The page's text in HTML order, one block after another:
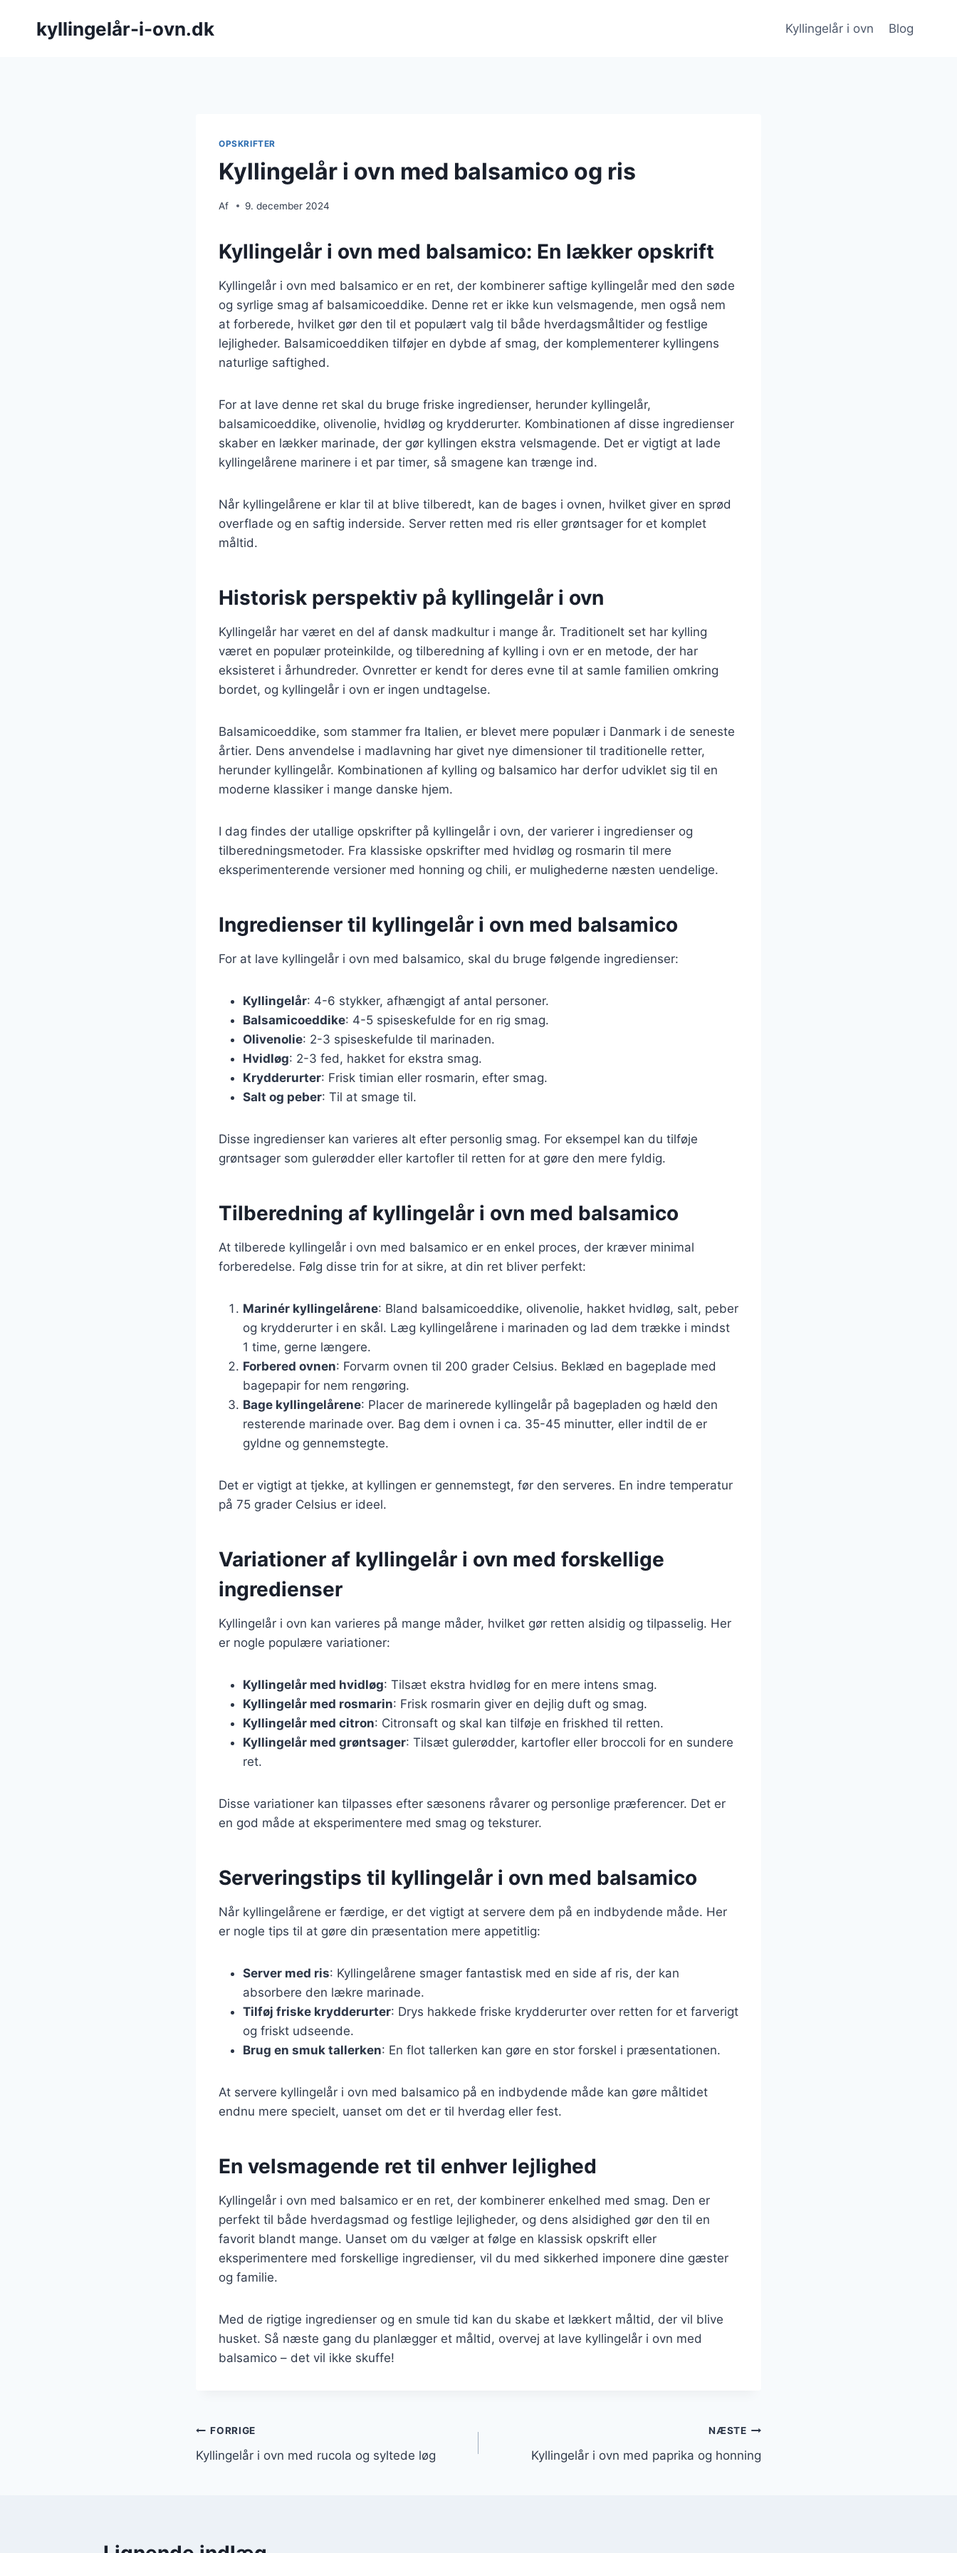
kyllingelår-i-ovn.dk Kyllingelår i ovn Blog
OPSKRIFTER
Kyllingelår i ovn med balsamico og ris
Af 9. december 2024
Kyllingelår i ovn med balsamico: En lækker opskrift
Kyllingelår i ovn med balsamico er en ret, der kombinerer saftige kyllingelår med den søde
og syrlige smag af balsamicoeddike. Denne ret er ikke kun velsmagende, men også nem
at forberede, hvilket gør den til et populært valg til både hverdagsmåltider og festlige
lejligheder. Balsamicoeddiken tilføjer en dybde af smag, der komplementerer kyllingens
naturlige saftighed.
For at lave denne ret skal du bruge friske ingredienser, herunder kyllingelår,
balsamicoeddike, olivenolie, hvidløg og krydderurter. Kombinationen af disse ingredienser
skaber en lækker marinade, der gør kyllingen ekstra velsmagende. Det er vigtigt at lade
kyllingelårene marinere i et par timer, så smagene kan trænge ind.
Når kyllingelårene er klar til at blive tilberedt, kan de bages i ovnen, hvilket giver en sprød
overflade og en saftig inderside. Server retten med ris eller grøntsager for et komplet
måltid.
Historisk perspektiv på kyllingelår i ovn
Kyllingelår har været en del af dansk madkultur i mange år. Traditionelt set har kylling
været en populær proteinkilde, og tilberedning af kylling i ovn er en metode, der har
eksisteret i århundreder. Ovnretter er kendt for deres evne til at samle familien omkring
bordet, og kyllingelår i ovn er ingen undtagelse.
Balsamicoeddike, som stammer fra Italien, er blevet mere populær i Danmark i de seneste
årtier. Dens anvendelse i madlavning har givet nye dimensioner til traditionelle retter,
herunder kyllingelår. Kombinationen af kylling og balsamico har derfor udviklet sig til en
moderne klassiker i mange danske hjem.
I dag findes der utallige opskrifter på kyllingelår i ovn, der varierer i ingredienser og
tilberedningsmetoder. Fra klassiske opskrifter med hvidløg og rosmarin til mere
eksperimenterende versioner med honning og chili, er mulighederne næsten uendelige.
Ingredienser til kyllingelår i ovn med balsamico
For at lave kyllingelår i ovn med balsamico, skal du bruge følgende ingredienser:
Kyllingelår: 4-6 stykker, afhængigt af antal personer.
Balsamicoeddike: 4-5 spiseskefulde for en rig smag.
Olivenolie: 2-3 spiseskefulde til marinaden.
Hvidløg: 2-3 fed, hakket for ekstra smag.
Krydderurter: Frisk timian eller rosmarin, efter smag.
Salt og peber: Til at smage til.
Disse ingredienser kan varieres alt efter personlig smag. For eksempel kan du tilføje
grøntsager som gulerødder eller kartofler til retten for at gøre den mere fyldig.
Tilberedning af kyllingelår i ovn med balsamico
At tilberede kyllingelår i ovn med balsamico er en enkel proces, der kræver minimal
forberedelse. Følg disse trin for at sikre, at din ret bliver perfekt:
Marinér kyllingelårene: Bland balsamicoeddike, olivenolie, hakket hvidløg, salt, peber
og krydderurter i en skål. Læg kyllingelårene i marinaden og lad dem trække i mindst
1 time, gerne længere.
Forbered ovnen: Forvarm ovnen til 200 grader Celsius. Beklæd en bageplade med
bagepapir for nem rengøring.
Bage kyllingelårene: Placer de marinerede kyllingelår på bagepladen og hæld den
resterende marinade over. Bag dem i ovnen i ca. 35-45 minutter, eller indtil de er
gyldne og gennemstegte.
Det er vigtigt at tjekke, at kyllingen er gennemstegt, før den serveres. En indre temperatur
på 75 grader Celsius er ideel.
Variationer af kyllingelår i ovn med forskellige
ingredienser
Kyllingelår i ovn kan varieres på mange måder, hvilket gør retten alsidig og tilpasselig. Her
er nogle populære variationer:
Kyllingelår med hvidløg: Tilsæt ekstra hvidløg for en mere intens smag.
Kyllingelår med rosmarin: Frisk rosmarin giver en dejlig duft og smag.
Kyllingelår med citron: Citronsaft og skal kan tilføje en friskhed til retten.
Kyllingelår med grøntsager: Tilsæt gulerødder, kartofler eller broccoli for en sundere
ret.
Disse variationer kan tilpasses efter sæsonens råvarer og personlige præferencer. Det er
en god måde at eksperimentere med smag og teksturer.
Serveringstips til kyllingelår i ovn med balsamico
Når kyllingelårene er færdige, er det vigtigt at servere dem på en indbydende måde. Her
er nogle tips til at gøre din præsentation mere appetitlig:
Server med ris: Kyllingelårene smager fantastisk med en side af ris, der kan
absorbere den lækre marinade.
Tilføj friske krydderurter: Drys hakkede friske krydderurter over retten for et farverigt
og friskt udseende.
Brug en smuk tallerken: En flot tallerken kan gøre en stor forskel i præsentationen.
At servere kyllingelår i ovn med balsamico på en indbydende måde kan gøre måltidet
endnu mere specielt, uanset om det er til hverdag eller fest.
En velsmagende ret til enhver lejlighed
Kyllingelår i ovn med balsamico er en ret, der kombinerer enkelhed med smag. Den er
perfekt til både hverdagsmad og festlige lejligheder, og dens alsidighed gør den til en
favorit blandt mange. Uanset om du vælger at følge en klassisk opskrift eller
eksperimentere med forskellige ingredienser, vil du med sikkerhed imponere dine gæster
og familie.
Med de rigtige ingredienser og en smule tid kan du skabe et lækkert måltid, der vil blive
husket. Så næste gang du planlægger et måltid, overvej at lave kyllingelår i ovn med
balsamico – det vil ikke skuffe!
Indlægsnavigation
FORRIGE
Kyllingelår i ovn med rucola og syltede løg
NÆSTE
Kyllingelår i ovn med paprika og honning